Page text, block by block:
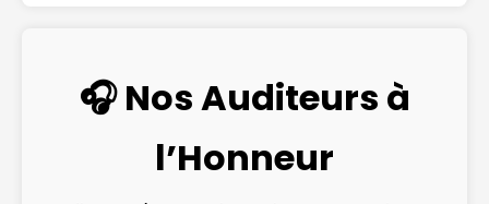
🎧 Nos Auditeurs à
l’Honneur